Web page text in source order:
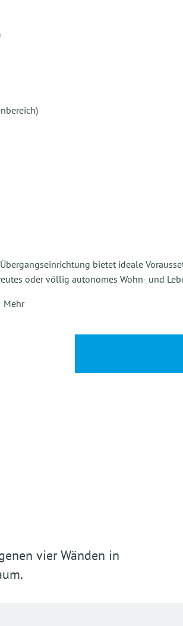
bietet ideale
oder völlig autonomes Wohn- und
Mehr
vier Wänden in